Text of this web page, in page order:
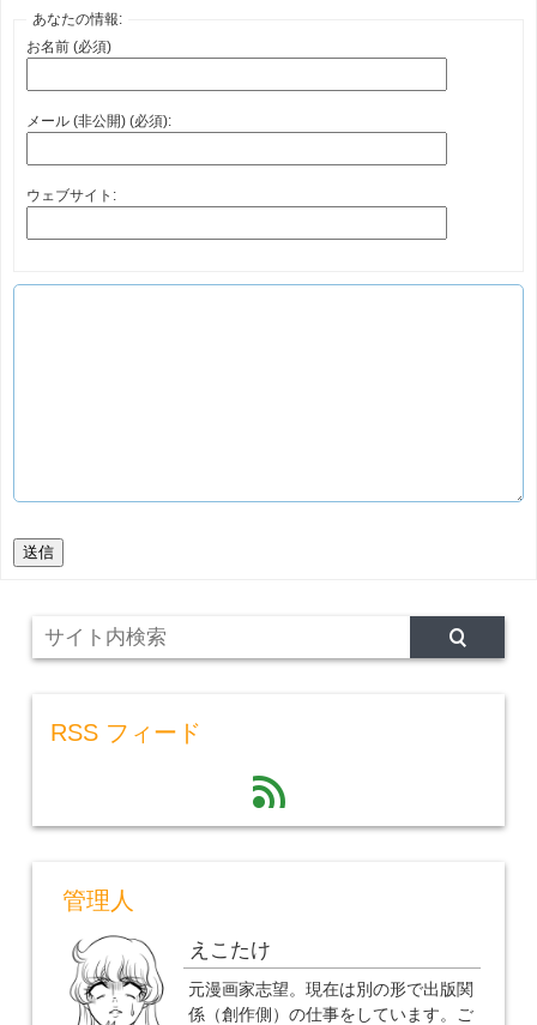
あなたの情報:
お名前 (必須)
メール (非公開) (必須):
ウェブサイト:
送信
RSS フィード
feed
管理人
えこたけ
元漫画家志望。現在は別の形で出版関
係（創作側）の仕事をしています。ご